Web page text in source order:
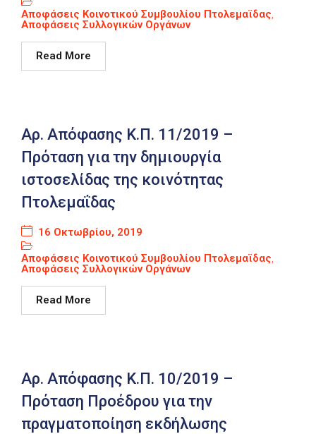
Αποφάσεις Κοινοτικού Συμβουλίου Πτολεμαϊδας,
Αποφάσεις Συλλογικών Οργάνων
Read More
Αρ. Απόφασης Κ.Π. 11/2019 –
Πρόταση για την δημιουργία
ιστοσελίδας της κοινότητας
Πτολεμαΐδας
16 Οκτωβρίου, 2019
Αποφάσεις Κοινοτικού Συμβουλίου Πτολεμαϊδας,
Αποφάσεις Συλλογικών Οργάνων
Read More
Αρ. Απόφασης Κ.Π. 10/2019 –
Πρόταση Προέδρου για την
πραγματοποίηση εκδήλωσης